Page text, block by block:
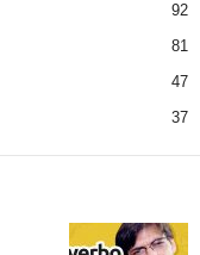
92
81
47
37